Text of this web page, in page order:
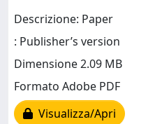
Descrizione: Paper
: Publisher’s version
Dimensione 2.09 MB
Formato Adobe PDF
Visualizza/Apri